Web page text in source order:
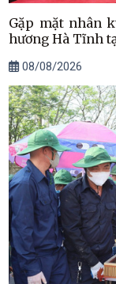
Gặp mặt nhân
hương Hà Tĩnh
08/08/2026